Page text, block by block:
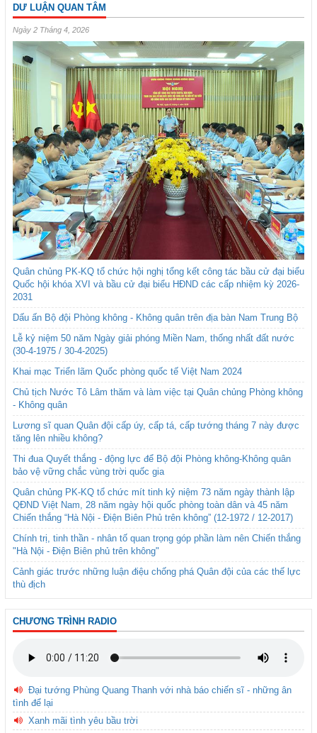
DƯ LUẬN QUAN TÂM
Ngày 2 Tháng 4, 2026
Quân chủng PK-KQ tổ chức hội nghị tổng kết công tác bầu cử đại biểu
Quốc hội khóa XVI và bầu cử đại biểu HĐND các cấp nhiệm kỳ 2026-
2031
Dấu ấn Bộ đội Phòng không - Không quân trên địa bàn Nam Trung Bộ
Lễ kỷ niệm 50 năm Ngày giải phóng Miền Nam, thống nhất đất nước
(30-4-1975 / 30-4-2025)
Khai mạc Triển lãm Quốc phòng quốc tế Việt Nam 2024
Chủ tịch Nước Tô Lâm thăm và làm việc tại Quân chủng Phòng không
- Không quân
Lương sĩ quan Quân đội cấp úy, cấp tá, cấp tướng tháng 7 này được
tăng lên nhiều không?
Thi đua Quyết thắng - động lực để Bộ đội Phòng không-Không quân
bảo vệ vững chắc vùng trời quốc gia
Quân chủng PK-KQ tổ chức mít tinh kỷ niệm 73 năm ngày thành lập
QĐND Việt Nam, 28 năm ngày hội quốc phòng toàn dân và 45 năm
Chiến thắng “Hà Nội - Điện Biên Phủ trên không” (12-1972 / 12-2017)
Chính trị, tinh thần - nhân tố quan trọng góp phần làm nên Chiến thắng
"Hà Nội - Điện Biên phủ trên không"
Cảnh giác trước những luận điệu chống phá Quân đội của các thế lực
thù địch
CHƯƠNG TRÌNH RADIO
Đại tướng Phùng Quang Thanh với nhà báo chiến sĩ - những ân
tình để lại
Xanh mãi tình yêu bầu trời